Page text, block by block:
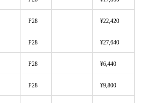
P28 ¥22,420
P28 ¥27,640
P28 ¥6,440
P28 ¥9,800